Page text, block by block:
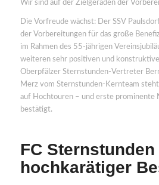
Wir sind auf der Zielgeraden der
Die Vorfreude wächst: Der SSV
der Vorbereitungen für das große
im Rahmen des 55-jährigen
weiteren sehr positiven und
Oberpfälzer Sternstunden-Vertreter
Merz vom Sternstunden-Kernteam
auf Hochtouren – und erste prominente
bestätigt.
FC
hochkarätiger